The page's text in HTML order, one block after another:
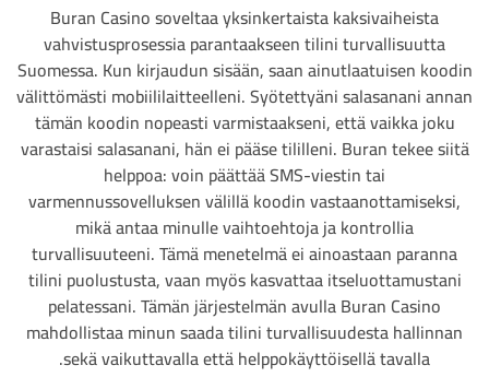
Buran Casino soveltaa yksinkertaista kaksivaiheista
vahvistusprosessia parantaakseen tilini turvallisuutta
Suomessa. Kun kirjaudun sisään, saan ainutlaatuisen koodin
välittömästi mobiililaitteelleni. Syötettyäni salasanani annan
tämän koodin nopeasti varmistaakseni, että vaikka joku
varastaisi salasanani, hän ei pääse tililleni. Buran tekee siitä
helppoa: voin päättää SMS-viestin tai
varmennussovelluksen välillä koodin vastaanottamiseksi,
mikä antaa minulle vaihtoehtoja ja kontrollia
turvallisuuteeni. Tämä menetelmä ei ainoastaan paranna
tilini puolustusta, vaan myös kasvattaa itseluottamustani
pelatessani. Tämän järjestelmän avulla Buran Casino
mahdollistaa minun saada tilini turvallisuudesta hallinnan
sekä vaikuttavalla että helppokäyttöisellä tavalla.